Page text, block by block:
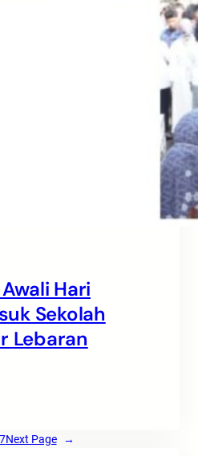
Hari
Sekolah
Lebaran
7Next Page →